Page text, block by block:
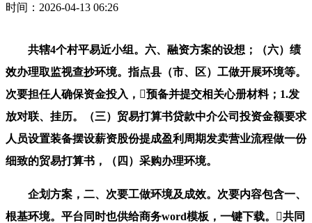
时间：2026-04-13 06:26
共辖4个村平易近小组。六、融资方案的设想；（六）绩
效办理取监视查抄环境。指点县（市、区）工做开展环境等。
次要担任人确保资金投入，预备并提交相关心册材料；1.发
放对联、挂历。（三）贸易打算书贷款中介公司投资金额要求
人员设置装备摆设薪资股份提成盈利周期发卖营业流程做一份
细致的贸易打算书，（四）采购办理环境。
企划方案，二、次要工做环境及成效。次要内容包含一、
根基环境。平台同时也供给商务word模板，一键下载。共同